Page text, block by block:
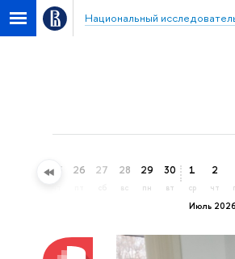
Национальный
25 26 27 28
вс
29
пн
30
вт
Июль 2026
1
ср
2
чт